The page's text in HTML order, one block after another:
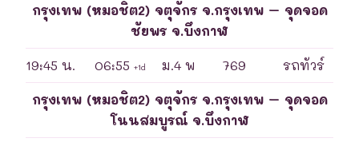
กรุงเทพ (หมอชิต2) จตุจักร จ.กรุงเทพ – จุดจอด
ชัยพร จ.บึงกาฬ
19:45 น. 06:55 +1d ม.4 พ 769 รถทัวร์
กรุงเทพ (หมอชิต2) จตุจักร จ.กรุงเทพ – จุดจอด
โนนสมบูรณ์ จ.บึงกาฬ